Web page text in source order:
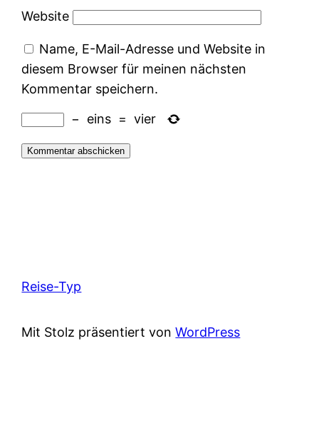
Website
Name, E-Mail-Adresse und Website in
diesem Browser für meinen nächsten
Kommentar speichern.
− eins = vier
Reise-Typ
Mit Stolz präsentiert vonWordPress